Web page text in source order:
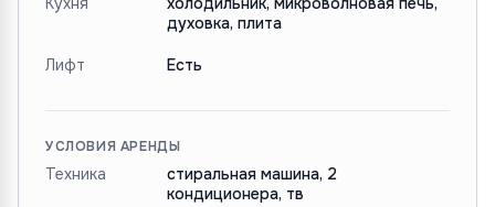
духовка, плита
Лифт Есть
УСЛОВИЯ АРЕНДЫ
Техника
стиральная машина, 2
кондиционера, тв